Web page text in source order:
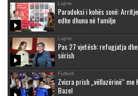
Lajme
Paradoksi i kohës sonë:
edhe dhuna në familje
Lajme
Pas 27 vjetësh: refugjatja
sërish
Futboll
Zvicra prish „vëllazërinë“ me
Bazel